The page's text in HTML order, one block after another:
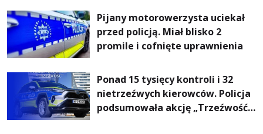
rachunki za energię, lepszy
komfort życia i... czystsze
powietrze
Pijany motorowerzysta uciekał
przed policją. Miał blisko 2
promile i cofnięte uprawnienia
Ponad 15 tysięcy kontroli i 32
nietrzeźwych kierowców. Policja
podsumowała akcję „Trzeźwość”